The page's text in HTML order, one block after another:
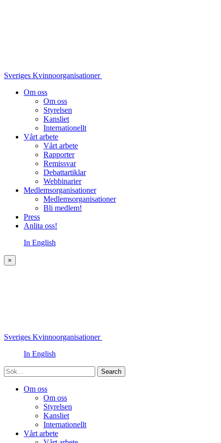
Sveriges Kvinnoorganisationer
Om oss
Om oss
Styrelsen
Kansliet
Internationellt
Vårt arbete
Vårt arbete
Rapporter
Remissvar
Debattartiklar
Webbinarier
Medlemsorganisationer
Medlemsorganisationer
Bli medlem!
Press
Anlita oss!
In English
×
Sveriges Kvinnoorganisationer
In English
Sök
Om oss
Om oss
Styrelsen
Kansliet
Internationellt
Vårt arbete